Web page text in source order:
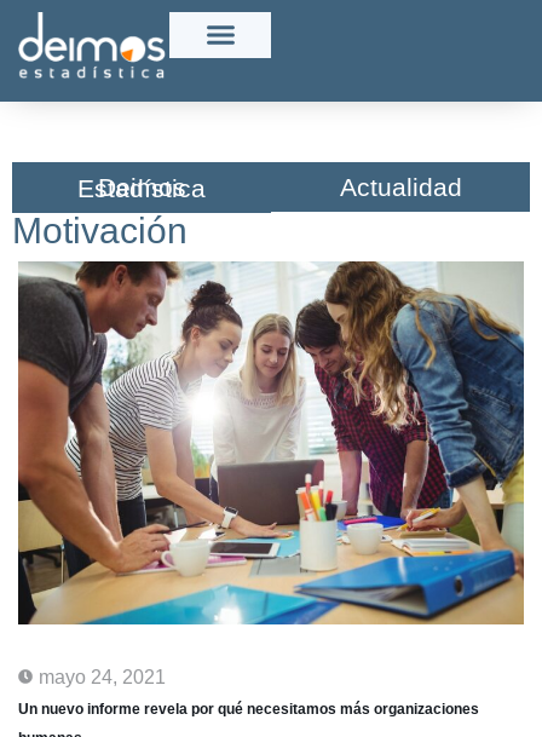
Deimos Estadística​ Actualidad
Motivación
mayo 24, 2021
Un nuevo informe revela por qué necesitamos más organizaciones